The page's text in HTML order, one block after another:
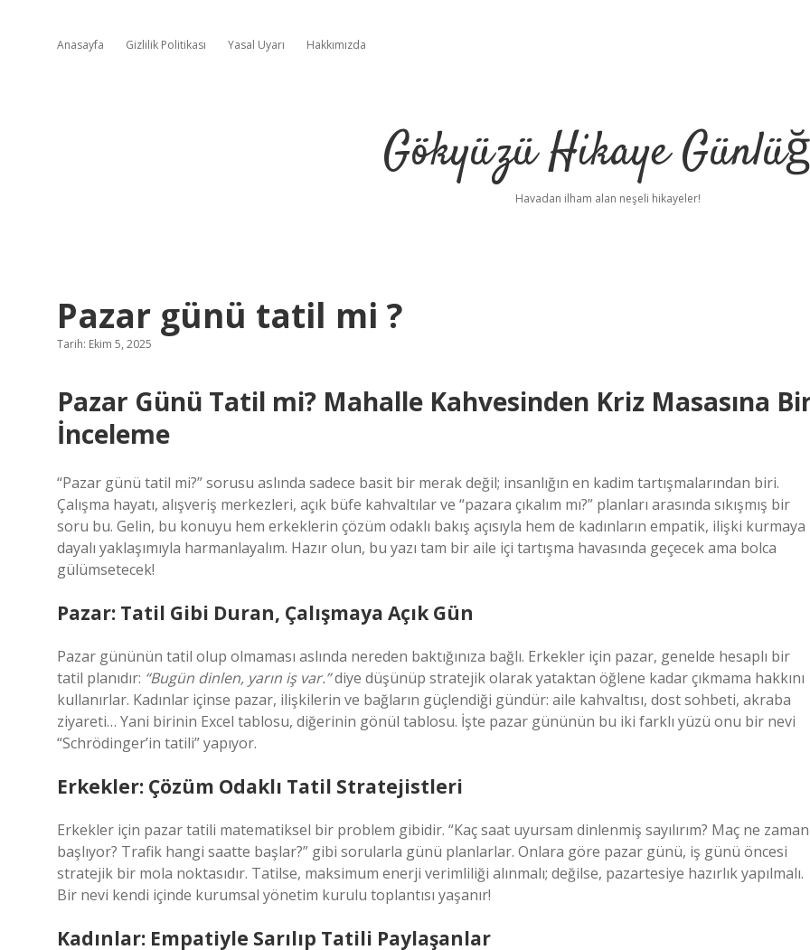
Anasayfa Gizlilik Politikası Yasal Uyarı Hakkımızda
Gökyüzü Hikaye
Havadan ilham alan neşeli hikayeler!
Pazar günü tatil mi ?
Tarih: Ekim 5, 2025
Pazar Günü Tatil mi? Mahalle Kahvesinden Kriz Masasına
İnceleme
“Pazar günü tatil mi?” sorusu aslında sadece basit bir merak değil; insanlığın en kadim tartışmalarından biri.
Çalışma hayatı, alışveriş merkezleri, açık büfe kahvaltılar ve “pazara çıkalım mı?” planları arasında sıkışmış bir
soru bu. Gelin, bu konuyu hem erkeklerin çözüm odaklı bakış açısıyla hem de kadınların empatik, ilişki kurmaya
dayalı yaklaşımıyla harmanlayalım. Hazır olun, bu yazı tam bir aile içi tartışma havasında geçecek ama bolca
gülümsetecek!
Pazar: Tatil Gibi Duran, Çalışmaya Açık Gün
Pazar gününün tatil olup olmaması aslında nereden baktığınıza bağlı. Erkekler için pazar, genelde hesaplı bir
tatil planıdır: “Bugün dinlen, yarın iş var.”diye düşünüp stratejik olarak yataktan öğlene kadar çıkmama hakkını
kullanırlar. Kadınlar içinse pazar, ilişkilerin ve bağların güçlendiği gündür: aile kahvaltısı, dost sohbeti, akraba
ziyareti… Yani birinin Excel tablosu, diğerinin gönül tablosu. İşte pazar gününün bu iki farklı yüzü onu bir nevi
“Schrödinger’in tatili” yapıyor.
Erkekler: Çözüm Odaklı Tatil Stratejistleri
Erkekler için pazar tatili matematiksel bir problem gibidir. “Kaç saat uyursam dinlenmiş sayılırım? Maç ne zaman
başlıyor? Trafik hangi saatte başlar?” gibi sorularla günü planlarlar. Onlara göre pazar günü, iş günü öncesi
stratejik bir mola noktasıdır. Tatilse, maksimum enerji verimliliği alınmalı; değilse, pazartesiye hazırlık yapılmalı.
Bir nevi kendi içinde kurumsal yönetim kurulu toplantısı yaşanır!
Kadınlar: Empatiyle Sarılıp Tatili Paylaşanlar